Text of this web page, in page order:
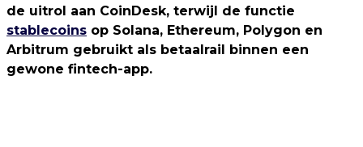
de uitrol aan CoinDesk, terwijl de functie
stablecoins op Solana, Ethereum, Polygon en
Arbitrum gebruikt als betaalrail binnen een
gewone fintech-app.